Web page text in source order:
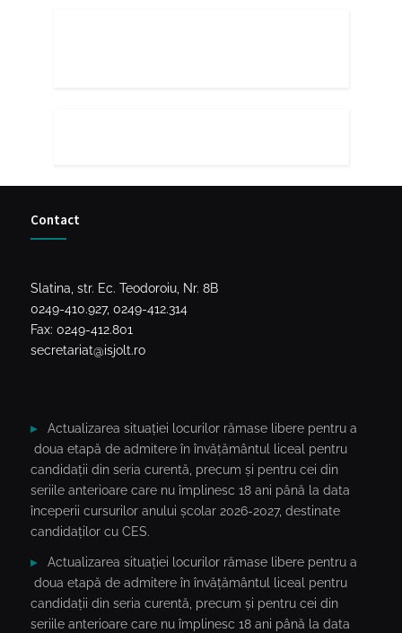
Contact
Slatina, str. Ec. Teodoroiu, Nr. 8B
0249-410.927, 0249-412.314
Fax: 0249-412.801
secretariat@isjolt.ro
Actualizarea situației locurilor rămase libere pentru a
doua etapă de admitere în învățământul liceal pentru
candidații din seria curentă, precum și pentru cei din
seriile anterioare care nu împlinesc 18 ani până la data
începerii cursurilor anului școlar 2026-2027, destinate
candidaților cu CES.
Actualizarea situației locurilor rămase libere pentru a
doua etapă de admitere în învățământul liceal pentru
candidații din seria curentă, precum și pentru cei din
seriile anterioare care nu împlinesc 18 ani până la data